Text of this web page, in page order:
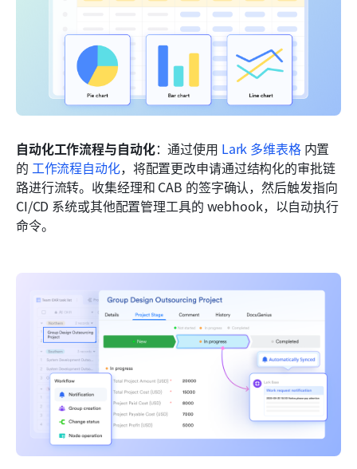
自动化工作流程与自动化：通过使用 Lark 多维表格 内置
的 工作流程自动化，将配置更改申请通过结构化的审批链
路进行流转。收集经理和 CAB 的签字确认，然后触发指向
CI/CD 系统或其他配置管理工具的 webhook，以自动执行
命令。